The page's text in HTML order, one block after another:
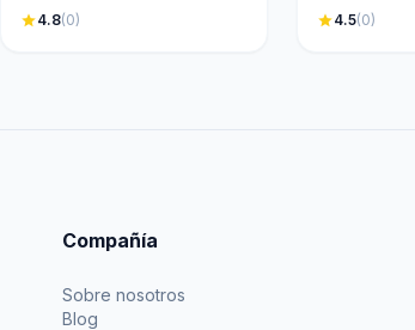
star4.8(0) star4.5(0)
Compañía
Sobre nosotros
Blog